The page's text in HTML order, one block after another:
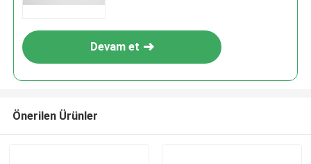
Devam et
Önerilen Ürünler